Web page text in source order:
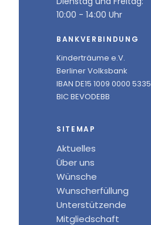
10:00 - 14:00 Uhr
BANKVERBINDUNG
Kinderträume e.V.
Berliner Volksbank
IBAN DE15 1009 0000
BIC BEVODEBB
SITEMAP
Aktuelles
Über uns
Wünsche
Wunscherfüllung
Unterstützende
Mitgliedschaft